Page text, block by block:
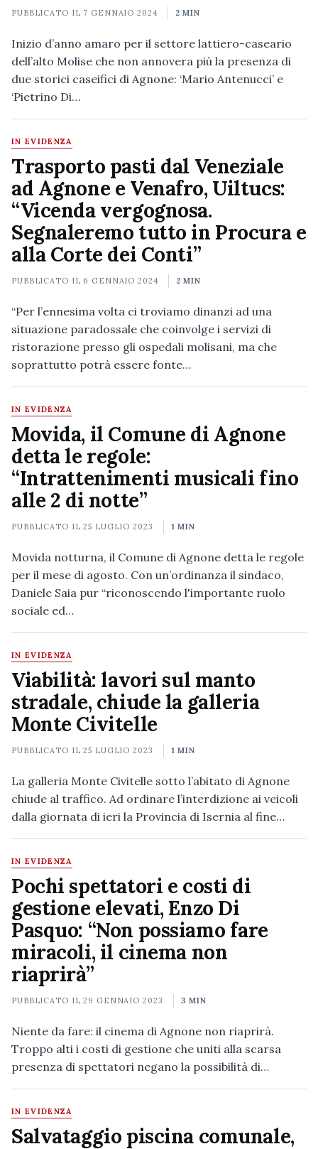
PUBBLICATO IL 7 GENNAIO 2024 2 MIN
Inizio d’anno amaro per il settore lattiero-caseario
dell’alto Molise che non annovera più la presenza di
due storici caseifici di Agnone: ‘Mario Antenucci’ e
‘Pietrino Di…
IN EVIDENZA
Trasporto pasti dal Veneziale
ad Agnone e Venafro, Uiltucs:
“Vicenda vergognosa.
Segnaleremo tutto in Procura e
alla Corte dei Conti”
PUBBLICATO IL 6 GENNAIO 2024 2 MIN
“Per l’ennesima volta ci troviamo dinanzi ad una
situazione paradossale che coinvolge i servizi di
ristorazione presso gli ospedali molisani, ma che
soprattutto potrà essere fonte…
IN EVIDENZA
Movida, il Comune di Agnone
detta le regole:
“Intrattenimenti musicali fino
alle 2 di notte”
PUBBLICATO IL25 LUGLIO 2023 1 MIN
Movida notturna, il Comune di Agnone detta le regole
per il mese di agosto. Con un’ordinanza il sindaco,
Daniele Saia pur “riconoscendo l'importante ruolo
sociale ed…
IN EVIDENZA
Viabilità: lavori sul manto
stradale, chiude la galleria
Monte Civitelle
PUBBLICATO IL25 LUGLIO 2023 1 MIN
La galleria Monte Civitelle sotto l’abitato di Agnone
chiude al traffico. Ad ordinare l’interdizione ai veicoli
dalla giornata di ieri la Provincia di Isernia al fine…
IN EVIDENZA
Pochi spettatori e costi di
gestione elevati, Enzo Di
Pasquo: “Non possiamo fare
miracoli, il cinema non
riaprirà”
PUBBLICATO IL29 GENNAIO 2023 3 MIN
Niente da fare: il cinema di Agnone non riaprirà.
Troppo alti i costi di gestione che uniti alla scarsa
presenza di spettatori negano la possibilità di…
IN EVIDENZA
Salvataggio piscina comunale,